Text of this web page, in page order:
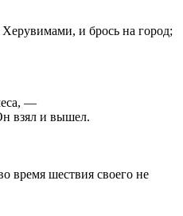
и брось на город;
—
взял и вышел.
время шествия своего не